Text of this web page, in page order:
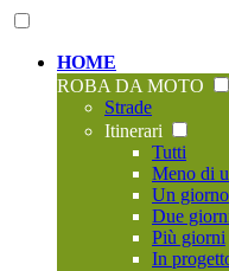
HOME
ROBA DA MOTO
Strade
Itinerari
Tutti
Meno di
Un giorno
Due
Più giorni
In